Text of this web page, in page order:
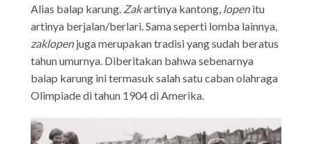
Alias balap karung. Zakartinya kantong, lopenitu
artinya berjalan/berlari. Sama seperti lomba lainnya,
zaklopenjuga merupakan tradisi yang sudah beratus
tahun umurnya. Diberitakan bahwa sebenarnya
balap karung ini termasuk salah satu caban olahraga
Olimpiade di tahun 1904 di Amerika.